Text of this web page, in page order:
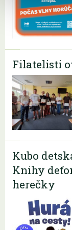
Filatelisti
Kubo
Knihy
herečky